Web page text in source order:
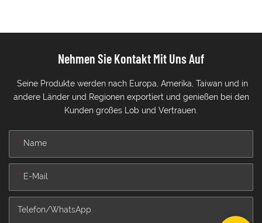
Nehmen Sie Kontakt Mit Uns Auf
Seine Produkte werden nach Europa, Amerika, Taiwan und in
andere Länder und Regionen exportiert und genießen bei den
Kunden großes Lob und Vertrauen.
Name
E-Mail
Telefon/WhatsApp